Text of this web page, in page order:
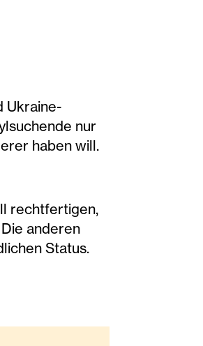
Ukraine-
nur
haben will.
rechtfertigen,
anderen
Status.